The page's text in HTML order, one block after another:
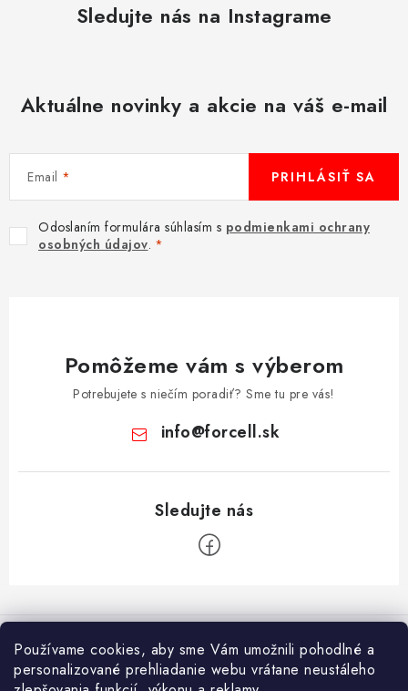
Používame cookies, aby sme Vám umožnili pohodlné a
personalizované prehliadanie webu vrátane neustáleho
Sledujte nás na Instagrame
Aktuálne novinky a akcie na váš e-mail
Email
Odoslaním formulára súhlasím s podmienkami ochrany
osobných údajov.
PRIHLÁSIŤ SA
Pomôžeme vám s výberom
Potrebujete s niečím poradiť? Sme tu pre vás!
info@forcell.sk
á
Informácie pre vás
Doprava a platba
Prijímame online platby